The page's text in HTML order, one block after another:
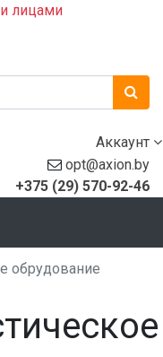
лицами
Аккаунт
opt@axion.by
+375 (29) 570-92-46
обрудование